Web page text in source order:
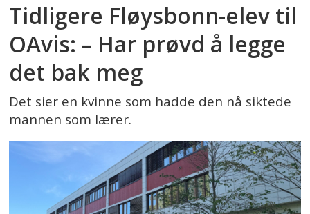
Tidligere Fløysbonn-elev til
OAvis: – Har prøvd å legge
det bak meg
Det sier en kvinne som hadde den nå siktede
mannen som lærer.